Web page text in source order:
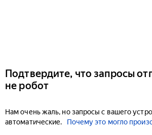
Подтвердите, что запросы
не робот
Нам очень жаль, но запросы с вашего
автоматические.
Почему это могло